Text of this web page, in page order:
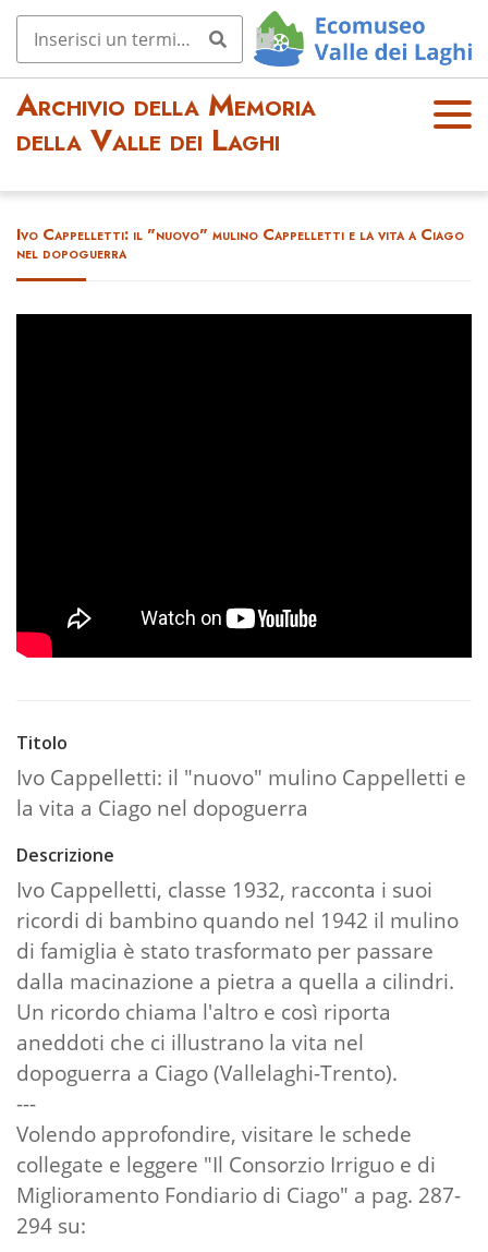
Archivio della Memoria
della Valle dei Laghi
OPE
Ivo Cappelletti: il "nuovo" mulino Cappelletti e la vita a Ciago
nel dopoguerra
Titolo
Ivo Cappelletti: il "nuovo" mulino Cappelletti e
la vita a Ciago nel dopoguerra
Descrizione
Ivo Cappelletti, classe 1932, racconta i suoi
ricordi di bambino quando nel 1942 il mulino
di famiglia è stato trasformato per passare
dalla macinazione a pietra a quella a cilindri.
Un ricordo chiama l'altro e così riporta
aneddoti che ci illustrano la vita nel
dopoguerra a Ciago (Vallelaghi-Trento).
---
Volendo approfondire, visitare le schede
collegate e leggere "Il Consorzio Irriguo e di
Miglioramento Fondiario di Ciago" a pag. 287-
294 su: